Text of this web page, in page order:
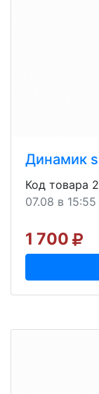
Динамик
Код товара
07.08 в 15:55
1 700